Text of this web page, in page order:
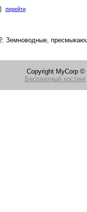
перейти
Земноводные,
Copyright MyCorp ©
Бесплатный хостинг